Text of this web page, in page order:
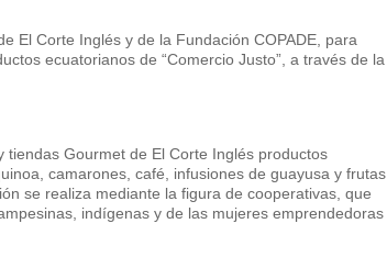
El Corte Inglés y de la Fundación COPADE, para
ecuatorianos de “Comercio Justo”, a través de la
tiendas Gourmet de El Corte Inglés productos
camarones, café, infusiones de guayusa y frutas
se realiza mediante la figura de cooperativas, que
indígenas y de las mujeres emprendedoras